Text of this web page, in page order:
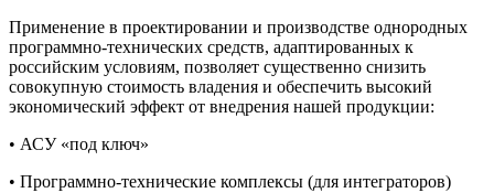
Применение в проектировании и производстве однородных
программно-технических средств, адаптированных к
российским условиям, позволяет существенно снизить
совокупную стоимость владения и обеспечить высокий
экономический эффект от внедрения нашей продукции:
• АСУ «под ключ»
• Программно-технические комплексы (для интеграторов)